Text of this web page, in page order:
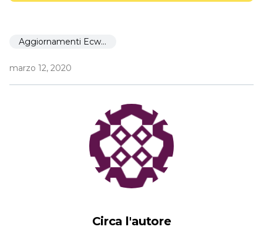
Aggiornamenti Ecwid
marzo 12, 2020
Circa l'autore